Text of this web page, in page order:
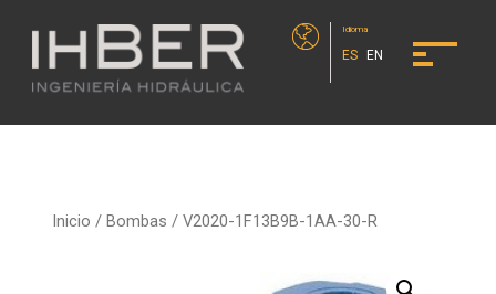
Idioma
ES EN
Inicio /Bombas / V2020-1F13B9B-1AA-30-R